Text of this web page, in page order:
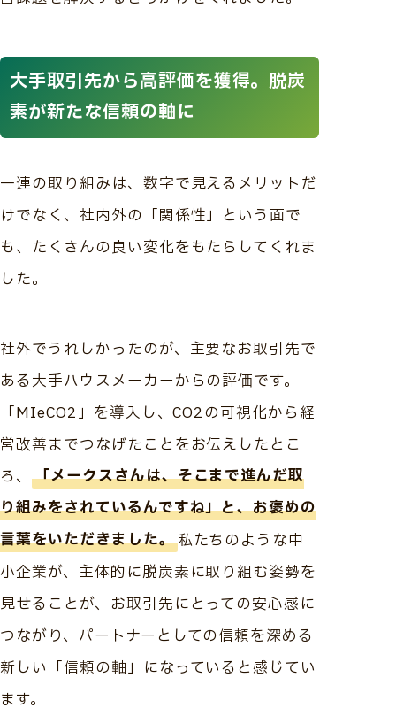
大手取引先から高評価を獲得。脱炭
素が新たな信頼の軸に
一連の取り組みは、数字で見えるメリットだ
けでなく、社内外の「関係性」という面で
も、たくさんの良い変化をもたらしてくれま
した。
社外でうれしかったのが、主要なお取引先で
ある大手ハウスメーカーからの評価です。
「MIeCO2」を導入し、CO2の可視化から経
営改善までつなげたことをお伝えしたとこ
ろ、
「メークスさんは、そこまで進んだ取
り組みをされているんですね」と、お褒めの
言葉をいただきました。私たちのような中
小企業が、主体的に脱炭素に取り組む姿勢を
見せることが、お取引先にとっての安心感に
つながり、パートナーとしての信頼を深める
新しい「信頼の軸」になっていると感じてい
ます。